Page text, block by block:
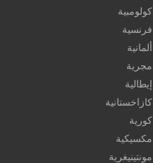
كولومبية
فرنسية
ألمانية
مجرية
إيطالية
كازاخستانية
كورية
مكسيكية
مونتينيغرية